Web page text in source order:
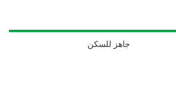
جاهز للسكن